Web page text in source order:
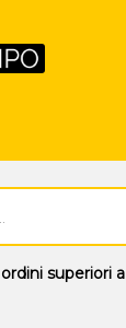
superiori a